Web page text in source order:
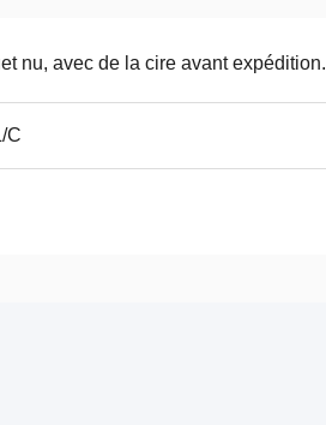
nu, avec de la cire avant expédition.
C